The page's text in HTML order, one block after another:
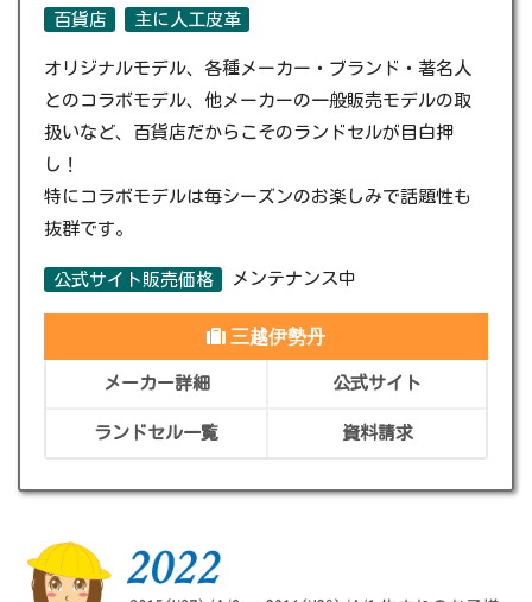
百貨店 主に人工皮革
オリジナルモデル、各種メーカー・ブランド・著名人
とのコラボモデル、他メーカーの一般販売モデルの取
扱いなど、百貨店だからこそのランドセルが目白押
し！
特にコラボモデルは毎シーズンのお楽しみで話題性も
抜群です。
公式サイト販売価格 メンテナンス中
三越伊勢丹
メーカー詳細 公式サイト
ランドセル一覧 資料請求